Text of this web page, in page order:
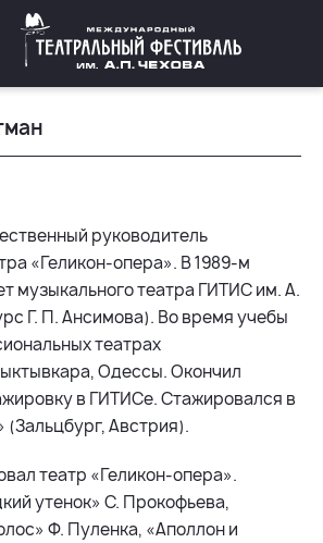
руководитель
«Геликон-опера». В 1989-м
музыкального театра ГИТИС им. А.
Г. П. Ансимова). Во время учебы
театрах
Одессы. Окончил
в ГИТИСе. Стажировался в
Австрия).
театр «Геликон-опера».
утенок» С. Прокофьева,
Ф. Пуленка, «Аполлон и